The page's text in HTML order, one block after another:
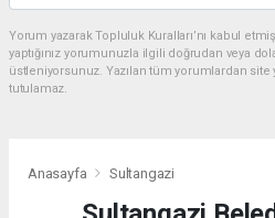
Yorum yazarak Topluluk Kuralları’nı kabul
yaptığınız yorumunuzla ilgili doğrudan veya
üstleniyorsunuz. Yazılan tüm yorumlardan
tutulamaz.
Anasayfa Sultangazi